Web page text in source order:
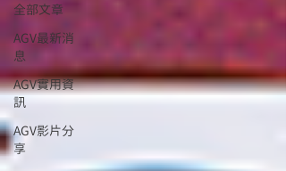
全部文章
AGV最新消
息
AGV實用資
訊
AGV影片分
享